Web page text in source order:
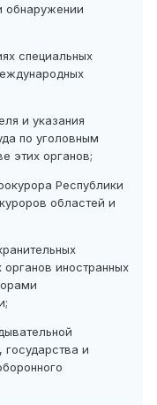
обнаружении
специальных
и указания
по уголовным
этих органов;
Республики
областей и
иностранных
и